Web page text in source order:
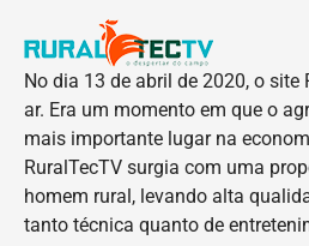
No dia 13 de abril de 2020, o site
ar. Era um momento em que o
mais importante lugar na
RuralTecTV surgia com uma
homem rural, levando alta
tanto técnica quanto de